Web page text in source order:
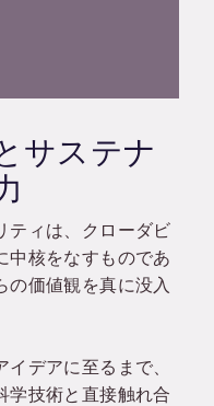
サステナ
ティは、クローダビ
中核をなすものであ
の価値観を真に没入
デアに至るまで、
学技術と直接触れ合